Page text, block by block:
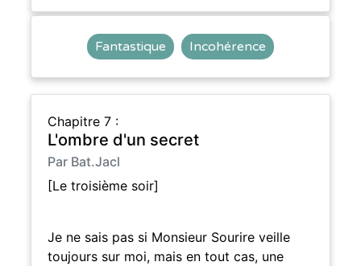
Fantastique Incohérence
Chapitre 7 :
L'ombre d'un secret
Par Bat.Jacl
[Le troisième soir]
Je ne sais pas si Monsieur Sourire veille
toujours sur moi, mais en tout cas, une